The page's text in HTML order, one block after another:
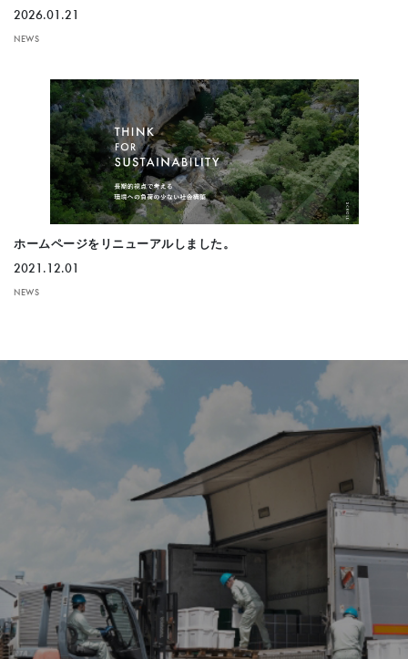
2026.01.21
NEWS
ホームページをリニューアルしました。
2021.12.01
NEWS